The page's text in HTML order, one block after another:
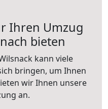
Ihren Umzug
bieten
kann viele
bringen, um Ihnen
wir Ihnen unsere
an.